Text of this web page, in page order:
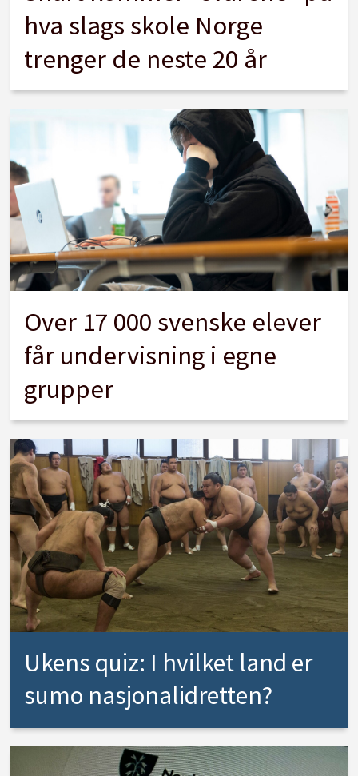
hva slags skole Norge
trenger de neste 20 år
Over 17 000 svenske elever
får undervisning i egne
grupper
Ukens quiz: I hvilket land er
sumo nasjonalidretten?